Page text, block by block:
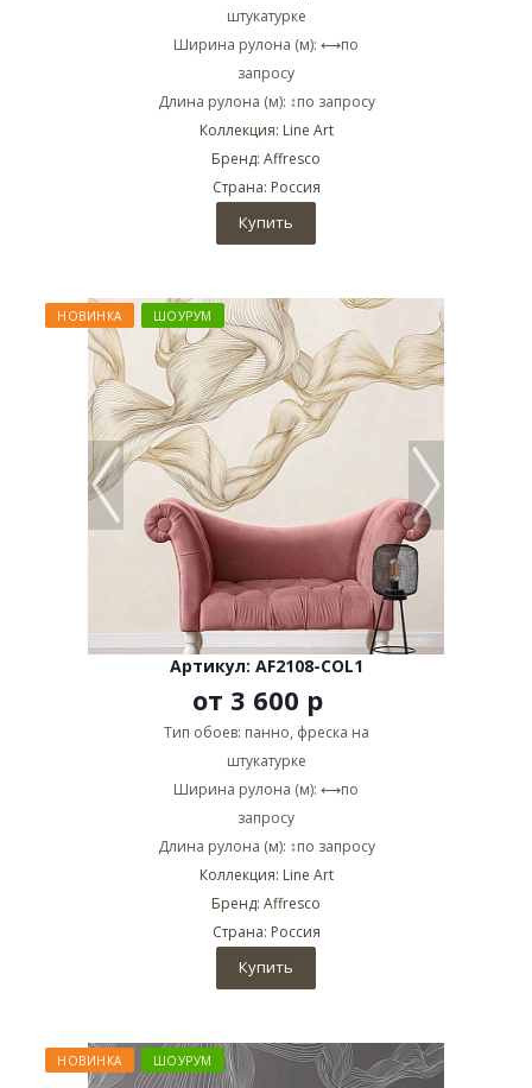
штукатурке
Ширина рулона (м): ⟷по
запросу
Длина рулона (м): ↕по запросу
Коллекция: Line Art
Бренд: Affresco
Страна: Россия
Купить
НОВИНКА ШОУРУМ
Артикул: AF2108-COL1
от 3 600 р
Тип обоев: панно, фреска на
штукатурке
Ширина рулона (м): ⟷по
запросу
Длина рулона (м): ↕по запросу
Коллекция: Line Art
Бренд: Affresco
Страна: Россия
Купить
НОВИНКА ШОУРУМ